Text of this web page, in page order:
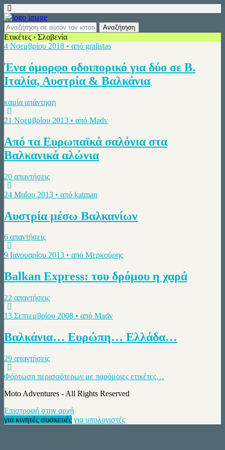
Ετικέτες › Σλοβενία
4 Νοεμβρίου 2018 • από gralistas
Ένα όμορφο οδοιπορικό για δύο σε Β.
Ιταλία, Αυστρία & Βαλκάνια
καμία απάντηση
21 Νοεμβρίου 2013 • από Madv
Από τα Ευρωπαϊκά σαλόνια στα
Βαλκανικά αλώνια
20 απαντήσεις
24 Μαΐου 2013 • από katman
Αυστρία μέσω Βαλκανίων
6 απαντήσεις
9 Ιανουαρίου 2013 • από Μερκούρης
Balkan Express: του δρόμου η χαρά
22 απαντήσεις
13 Σεπτεμβρίου 2008 • από Madv
Βαλκάνια… Ευρώπη… Ελλάδα…
29 απαντήσεις
Φόρτωση περισσότερων με παρόμοιες ετικέτες…
Moto Adventures - All Rights Reserved
Επιστροφή στην αρχή
για κινητές συσκευές για υπολογιστές